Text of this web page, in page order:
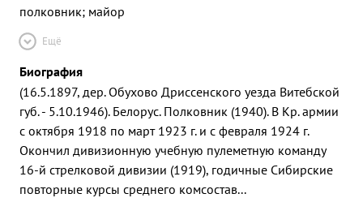
полковник; майор
Ещё
Биография
(16.5.1897, дер. Обухово Дриссенского уезда Витебской
губ. - 5.10.1946). Белорус. Полковник (1940). В Кр. армии
с октября 1918 по март 1923 г. и с февраля 1924 г.
Окончил дивизионную учебную пулеметную команду
16-й стрелковой дивизии (1919), годичные Сибирские
повторные курсы среднего комсостав...